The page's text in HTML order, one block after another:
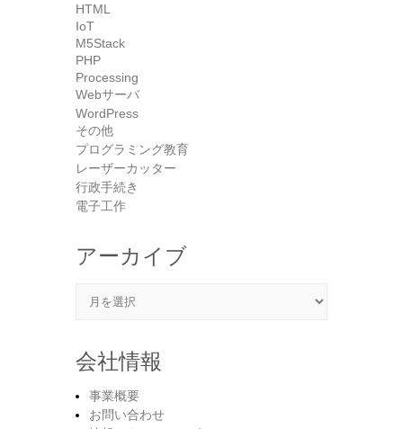
HTML
IoT
M5Stack
PHP
Processing
Webサーバ
WordPress
その他
プログラミング教育
レーザーカッター
行政手続き
電子工作
アーカイブ
会社情報
事業概要
お問い合わせ